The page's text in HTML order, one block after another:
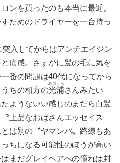
ンを買ったのも本当に最近。
ためのドライヤーを一台持っ
入してからはアンチエイジン
痛感。さすがに髪の毛に気を
番の問題は40代になってから
ちの相方の光浦
みつうら
さんみたい
ようないい感じのまだら白髪
上品なおばさんエッセイス
は別の〝ヤマンバ〟路線もあ
ちになる可能性のほうが高い
まだグレイヘアへの憧れは封